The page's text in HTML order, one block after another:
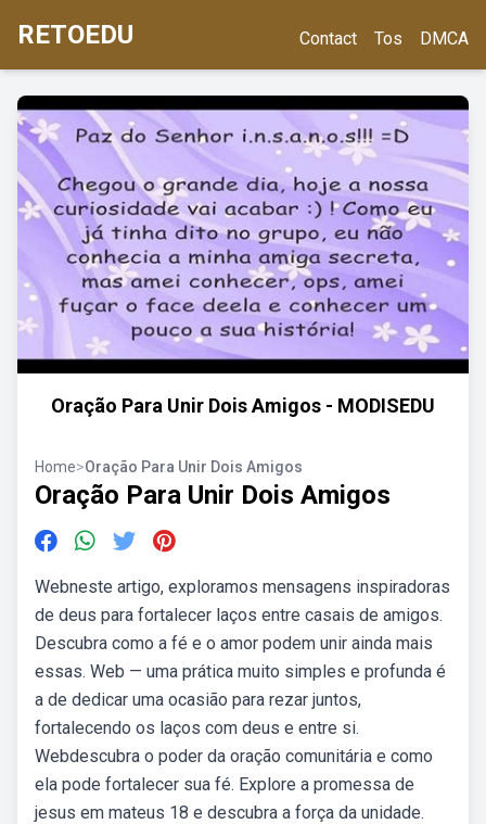
RETOEDU Contact Tos DMCA
Oração Para Unir Dois Amigos - MODISEDU
Home>Oração Para Unir Dois Amigos
Oração Para Unir Dois Amigos
Webneste artigo, exploramos mensagens inspiradoras
de deus para fortalecer laços entre casais de amigos.
Descubra como a fé e o amor podem unir ainda mais
essas. Web — uma prática muito simples e profunda é
a de dedicar uma ocasião para rezar juntos,
fortalecendo os laços com deus e entre si.
Webdescubra o poder da oração comunitária e como
ela pode fortalecer sua fé. Explore a promessa de
jesus em mateus 18 e descubra a força da unidade.